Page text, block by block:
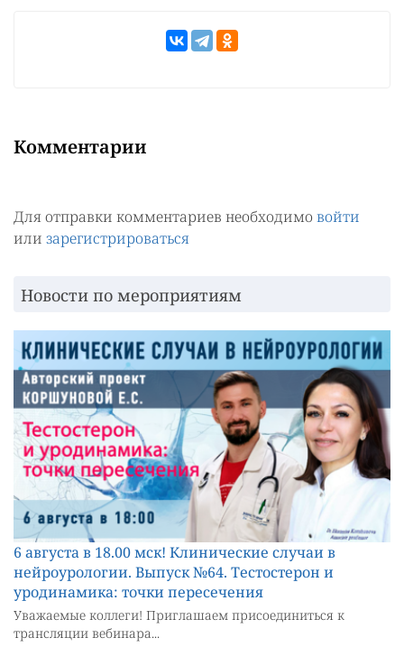
Комментарии
Для отправки комментариев необходимо войти
или зарегистрироваться
Новости по мероприятиям
6 августа в 18.00 мск! Клинические случаи в
нейроурологии. Выпуск №64. Тестостерон и
уродинамика: точки пересечения
Уважаемые коллеги! Приглашаем присоединиться к
трансляции вебинара...